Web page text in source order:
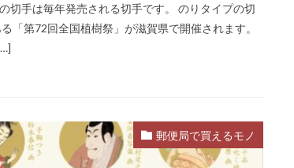
切手は毎年発売される切手です。 のりタイプの切
「第72回全国植樹祭」が滋賀県で開催されます。
郵便局で買えるモノ